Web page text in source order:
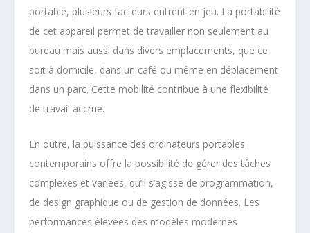
portable, plusieurs facteurs entrent en jeu. La portabilité
de cet appareil permet de travailler non seulement au
bureau mais aussi dans divers emplacements, que ce
soit à domicile, dans un café ou même en déplacement
dans un parc. Cette mobilité contribue à une flexibilité
de travail accrue.
En outre, la puissance des ordinateurs portables
contemporains offre la possibilité de gérer des tâches
complexes et variées, qu’il s’agisse de programmation,
de design graphique ou de gestion de données. Les
performances élevées des modèles modernes